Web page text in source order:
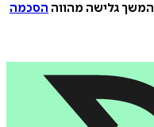
המשך גלישה מהווה הסכמה